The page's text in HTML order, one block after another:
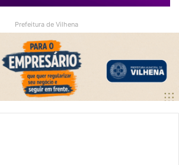
Prefeitura de Vilhena